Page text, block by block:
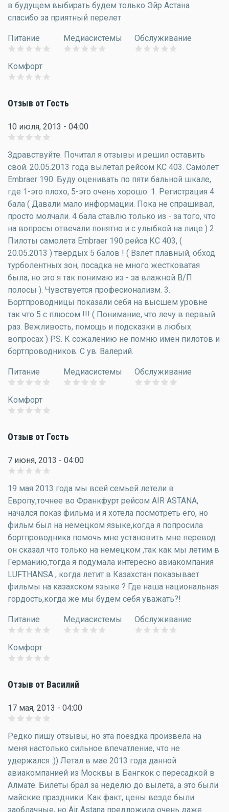
в будущем выбирать будем только Эйр Астана
спасибо за приятный перелет
Питание Медиасистемы Обслуживание
Комфорт
Отзыв от Гость
10 июля, 2013 - 04:00
Здравствуйте. Почитал я отзывы и решил оставить
свой. 20.05.2013 года вылетал рейсом KC 403. Самолет
Embraer 190. Буду оценивать по пяти бальной шкале,
где 1-это плохо, 5-это очень хорошо. 1. Регистрация 4
бала ( Давали мало информации. Пока не спрашивал,
просто молчали. 4 бала ставлю только из - за того, что
на вопросы отвечали понятно и с улыбкой на лице ) 2.
Пилоты самолета Embraer 190 рейса КС 403, (
20.05.2013 ) твёрдых 5 балов ! ( Взлёт плавный, обход
турболентных зон, посадка не много жестковатая
была, но это я так понимаю из - за влажной В/П
полосы ). Чувствуется професионализм. 3.
Бортпроводницы показали себя на высшем уровне
так что 5 с плюсом !!! ( Понимание, что лечу в первый
раз. Вежливость, помощь и подсказки в любых
вопросах ) P.S. К сожалению не помню имен пилотов и
бортпроводников. С ув. Валерий.
Питание Медиасистемы Обслуживание
Комфорт
Отзыв от Гость
7 июня, 2013 - 04:00
19 мая 2013 года мы всей семьей летели в
Европу,точнее во Франкфурт рейсом AIR ASTANA,
начался показ фильма и я хотела посмотреть его, но
фильм был на немецком языке,когда я попросила
бортпроводника помочь мне установить мне перевод
он сказал что только на немецком ,так как мы летим в
Германию,тогда я подумала интересно авиакомпания
LUFTHANSA , когда летит в Казахстан показывает
фильмы на казахском языке ? Где наша национальная
гордость,когда же мы будем себя уважать?!
Питание Медиасистемы Обслуживание
Комфорт
Отзыв от Василий
17 мая, 2013 - 04:00
Редко пишу отзывы, но эта поездка произвела на
меня настолько сильное впечатление, что не
удержался :)) Летал в мае 2013 года данной
авиакомпанией из Москвы в Бангкок с пересадкой в
Алмате. Билеты брал за неделю до вылета, а это были
майские праздники. Как факт, цены везде были
заоблачные, но Air Astana предложила очень даже